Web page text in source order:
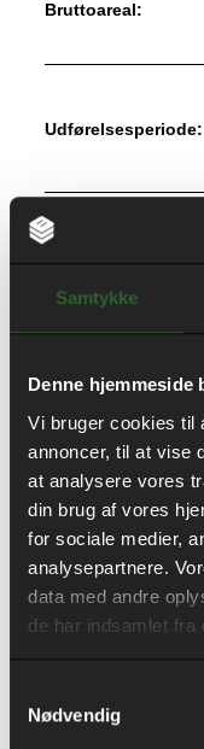
Samtykke
Denne hjemmeside
Vi bruger cookies til
annoncer, til at vise
at analysere vores
din brug af vores
for sociale medier,
analysepartnere.
data med andre
de har indsamlet fra
Nødvendig
Bruttoareal:
Udførelsesperiode:
Bygherre:
Om- og
Projektet omfatter
Skole.
musiklokale,